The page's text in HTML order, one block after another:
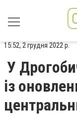
15:52, 2 грудня 2022 р.
У
із